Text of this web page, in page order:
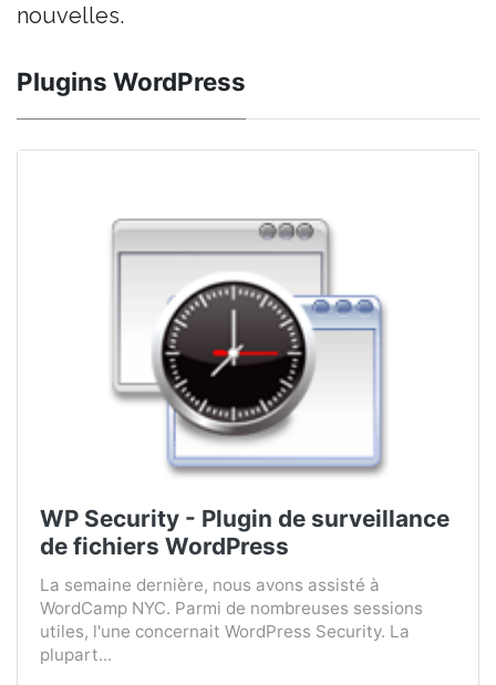
nouvelles.
Plugins WordPress
WP Security - Plugin de surveillance
de fichiers WordPress
La semaine dernière, nous avons assisté à
WordCamp NYC. Parmi de nombreuses sessions
utiles, l'une concernait WordPress Security. La
plupart...